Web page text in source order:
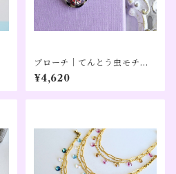
ブローチ｜てんとう虫モチー
フ／イエロー×レッド／Sサイ
ズ【gallery】
¥4,620